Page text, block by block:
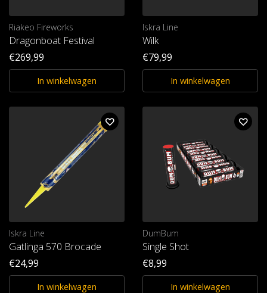
Riakeo Fireworks
Dragonboat Festival
€269,99
In winkelwagen
Iskra Line
Wilk
€79,99
In winkelwagen
Iskra Line
Gatlinga 570 Brocade
€24,99
In winkelwagen
DumBum
Single Shot
€8,99
In winkelwagen